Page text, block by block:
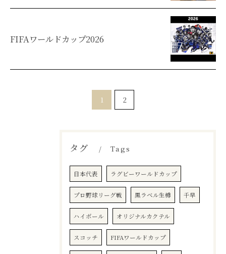
FIFAワールドカップ2026
1 2
タグ Tags
日本代表 ラグビーワールドカップ
プロ野球リーグ戦 黒ラベル生樽 千早
ハイボール オリジナルカクテル
スコッチ FIFAワールドカップ